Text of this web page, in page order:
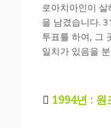
로아치아인이
을 남겼습니다.
투표를 하여, 그
일치가 있음을
 1994년 : 원